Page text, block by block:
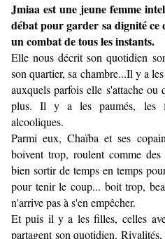
Jmiaa est une jeune femme
débat pour garder sa dignité ce
un combat de tous les instants.
Elle nous décrit son quotidien
son quartier, sa chambre...Il y a
auxquels parfois elle s'attache ou
plus. Il y a les paumés, les
alcooliques.
Parmi eux, Chaïba et ses
boivent trop, roulent comme
bien sortir de temps en temps
pour tenir le coup... boit trop,
n'arrive pas à s'en empêcher.
Et puis il y a les filles, celles
partagent son quotidien.